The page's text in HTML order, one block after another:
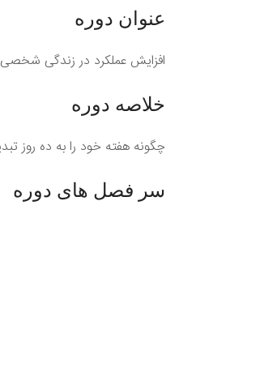
عنوان دوره
افزایش عملکرد در زندگی
خلاصه دوره
چگونه هفته خود را به ده روز
سر فصل های دوره